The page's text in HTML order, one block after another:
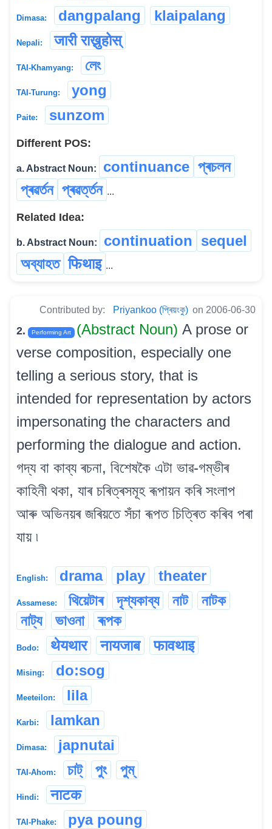
Dimasa: dangpalang klaipalang
Nepali: जारी राख्नुहोस्
TAI-Khamyang: লেং
TAI-Turung: yong
Paite: sunzom
Different POS:
a. Abstract Noun: continuance প্ৰচলন
প্ৰৱৰ্তন প্ৰৱৰ্ত্তন ...
Related Idea:
b. Abstract Noun: continuation sequel
অব্যাহত फिथाइ ...
Contributed by: Priyankoo (প্ৰিয়ংকু) on 2006-06-30
2. Performing Art (Abstract Noun) A prose or
verse composition, especially one
telling a serious story, that is
intended for representation by actors
impersonating the characters and
performing the dialogue and action.
গদ্য বা কাব্য ৰচনা, বিশেষকৈ এটা ভাৱ-গম্ভীৰ
কাহিনী থকা, যাৰ চৰিত্ৰসমূহ ৰূপায়ন কৰি সংলাপ
আৰু অভিনয়ৰ জৰিয়তে সঁচা ৰূপত চিত্ৰিত কৰিব পৰা
যায় ৷
English: drama play theater
Assamese: থিয়েটাৰ দৃশ্যকাব্য নাট
নাটক
নাট্য
ভাওনা ৰূপক
Bodo: थेयथार नायजाब फावथाइ
Mising: do:sog
Meeteilon: lila
Karbi: lamkan
Dimasa: japnutai
TAI-Ahom: চাট্ পুং পুম্
Hindi: नाटक
TAI-Phake: pya poung